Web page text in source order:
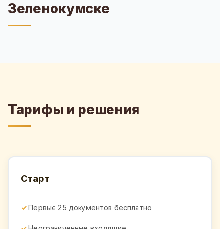
Зеленокумске
Тарифы и решения
Старт
Первые 25 документов бесплатно